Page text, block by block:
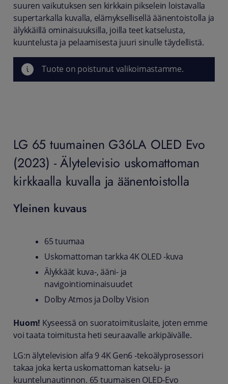
suuren vaikutuksen sen kirkkain pikselein loistavalla
supertarkalla kuvalla, elämyksellisellä äänentoistolla ja
älykkäillä ominaisuuksilla, joilla teet katselusta,
kuuntelusta ja pelaamisesta juuri sinulle täydellistä.
Tuote on poistunut valikoimastamme.
LG 65 tuumainen G36LA OLED Evo
(2023) - Älytelevisio uskomattoman
kirkkaalla kuvalla ja äänentoistolla
Yleinen kuvaus
65 tuumaa
Uskomattoman tarkka 4K OLED -kuva
Älykkäät kuva-, ääni- ja
navigointiominaisuudet
Dolby Atmos ja Dolby Vision
Huom! Kyseessä on suoratoimituslaite, joten emme
voi taata toimitusta heti seuraavalle arkipäivälle.
LG:n älytelevision alfa 9 4K Gen6 -tekoälyprosessori
takaa joka kerta uskomattoman katselu- ja
kuuntelunautinnon. 65 tuumaisen OLED-Evo